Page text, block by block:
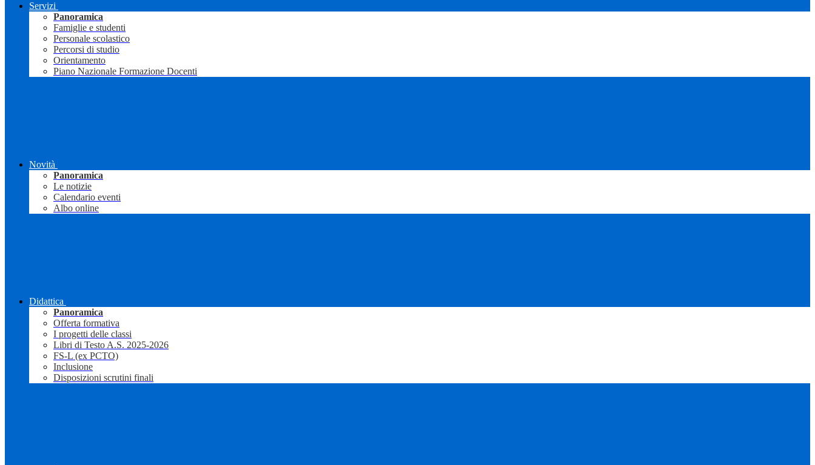
Servizi
Panoramica
Famiglie e studenti
Personale scolastico
Percorsi di studio
Orientamento
Piano Nazionale Formazione Docenti
Novità
Panoramica
Le notizie
Calendario eventi
Albo online
Didattica
Panoramica
Offerta formativa
I progetti delle classi
Libri di Testo A.S. 2025-2026
FS-L (ex PCTO)
Inclusione
Disposizioni scrutini finali